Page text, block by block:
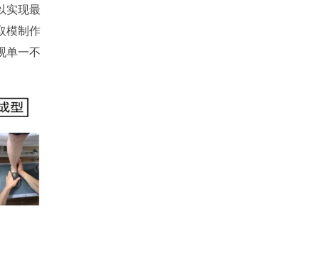
实现最
模制作
单一不